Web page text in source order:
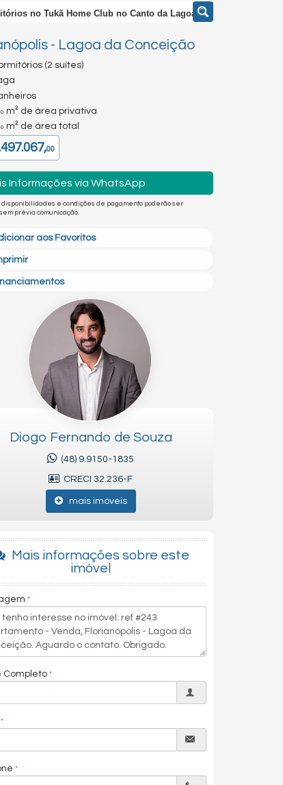
no Tukã Home Club no Canto da Lagoa
- Lagoa da Conceição
(2 suítes)
m² de área privativa
m² de área total
00
Informações via WhatsApp
disponibilidades e condições de pagamento poderão ser
prévia comunicação.
aos Favoritos
Diogo Fernando de Souza
(48) 9.9150-1835
CRECI 32.236-F
mais imóveis
Mais informações sobre este
imóvel
Completo